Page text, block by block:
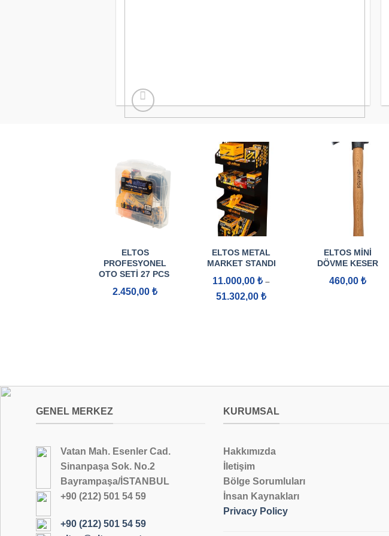
ELTOS
PROFESYONEL
OTO SETI 27 PCS
2.450,00₺
ELTOS METAL
MARKET STANDI
11.000,00₺ –
51.302,00₺aralığı:
ELTOS MINI
DÖVME KESER
460,00 ₺
GENEL MERKEZ
Vatan Mah. Esenler Cad.
Sinanpaşa Sok. No.2
Bayrampaşa/İSTANBUL
+90 (212) 501 54 59
+90 (212) 501 54 59
KURUMSAL
Hakkımızda
İletişim
Bölge Sorumluları
İnsan Kaynakları
Privacy Policy